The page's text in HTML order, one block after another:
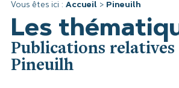
Vous êtes ici : Accueil > Pineuilh
Les
Publications relatives
Pineuilh